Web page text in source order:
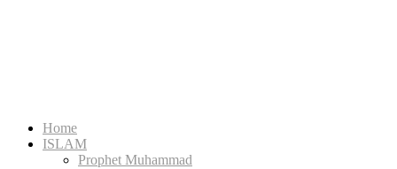
Home
ISLAM
Prophet Muhammad